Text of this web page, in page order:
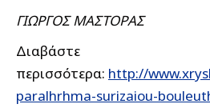
ΓΙΩΡΓΟΣ ΜΑΣΤΟΡΑΣ
Διαβάστε
περισσότερα: http://
paralhrhma-surizaiou-